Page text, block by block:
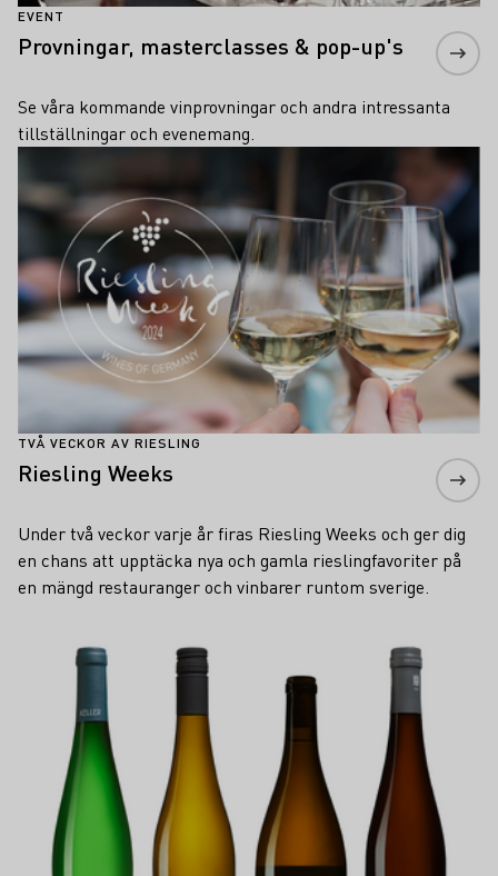
EVENT
Provningar, masterclasses & pop-up's
Se våra kommande vinprovningar och andra intressanta
tillställningar och evenemang.
TVÅ VECKOR AV RIESLING
Riesling Weeks
Under två veckor varje år firas Riesling Weeks och ger dig
en chans att upptäcka nya och gamla rieslingfavoriter på
en mängd restauranger och vinbarer runtom sverige.
Läs mer om detta